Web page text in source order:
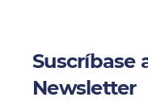
Suscríbase
Newsletter